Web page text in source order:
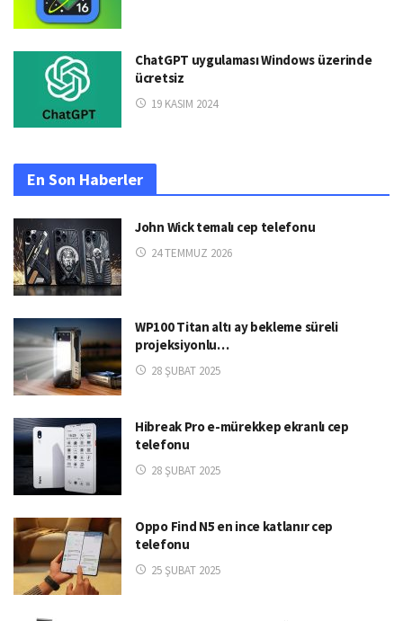
ChatGPT uygulaması Windows üzerinde
ücretsiz
19 KASIM 2024
En Son Haberler
John Wick temalı cep telefonu
24 TEMMUZ 2026
WP100 Titan altı ay bekleme süreli
projeksiyonlu…
28 ŞUBAT 2025
Hibreak Pro e-mürekkep ekranlı cep
telefonu
28 ŞUBAT 2025
Oppo Find N5 en ince katlanır cep
telefonu
25 ŞUBAT 2025